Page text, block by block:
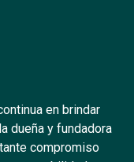
en brindar
dueña y fundadora
compromiso